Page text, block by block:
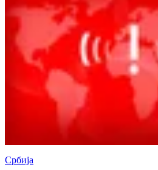
Србија